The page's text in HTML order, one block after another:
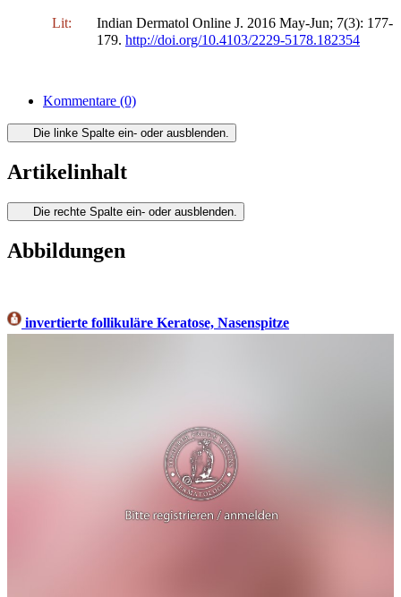
Lit:
Indian Dermatol Online J. 2016 May-Jun; 7(3): 177-
179. http://doi.org/10.4103/2229-5178.182354
Kommentare (0)
Die linke Spalte ein- oder ausblenden.
Artikelinhalt
Die rechte Spalte ein- oder ausblenden.
Abbildungen
invertierte follikuläre Keratose, Nasenspitze